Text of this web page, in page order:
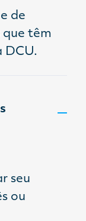
de
que têm
DCU.
seu
ou